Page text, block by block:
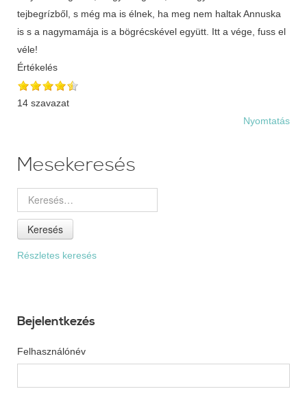
tejbegrízből, s még ma is élnek, ha meg nem haltak Annuska
is s a nagymamája is a bögrécskével együtt. Itt a vége, fuss el
véle!
Értékelés
14 szavazat
Nyomtatás
Mesekeresés
Keresés
Részletes keresés
Bejelentkezés
Felhasználónév